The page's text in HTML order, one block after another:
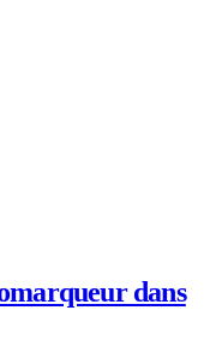
dans